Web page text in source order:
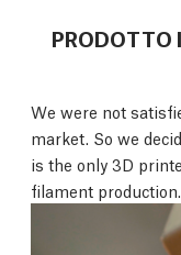
PRODOTTO
We were not
market. So we
is the only 3D
filament production.